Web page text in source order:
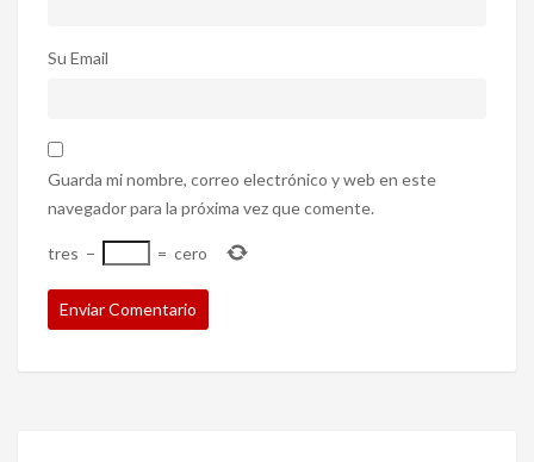
Su Email
Guarda mi nombre, correo electrónico y web en este
navegador para la próxima vez que comente.
tres − = cero